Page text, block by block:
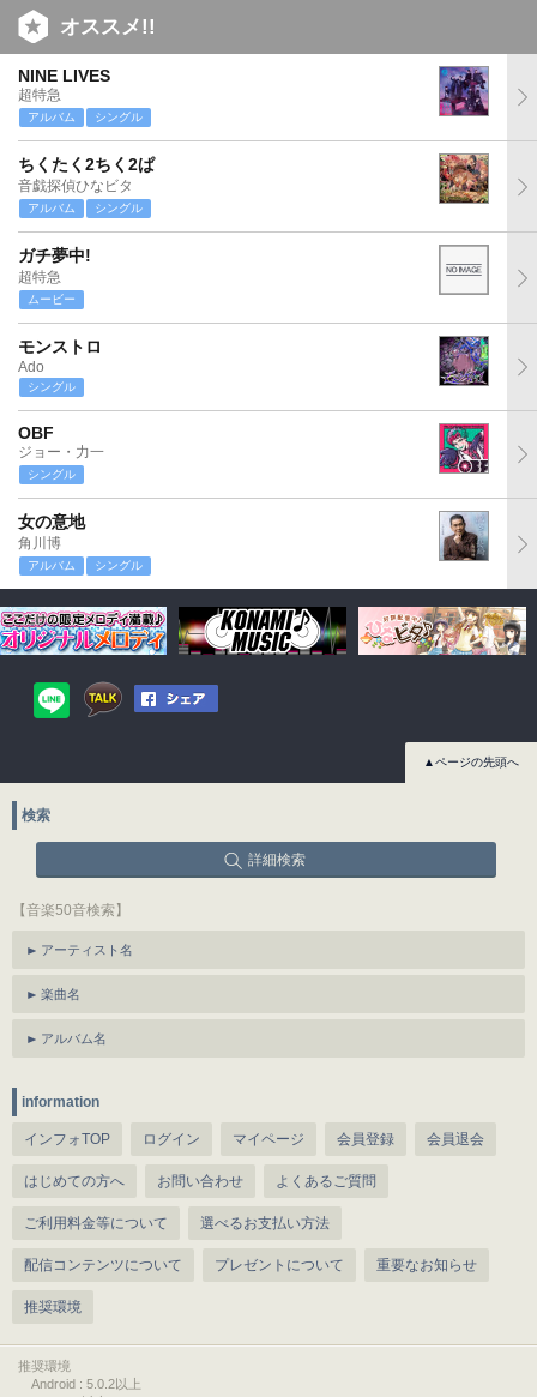
オススメ!!
NINE LIVES
超特急
アルバム シングル
ちくたく2ちく2ぱ
音戯探偵ひなビタ
アルバム シングル
ガチ夢中!
超特急
ムービー
モンストロ
Ado
シングル
OBF
ジョー・力一
シングル
女の意地
角川博
アルバム シングル
▲ページの先頭へ
検索
詳細検索
【音楽50音検索】
アーティスト名
楽曲名
アルバム名
information
インフォTOP ログイン マイページ 会員登録 会員退会
はじめての方へ お問い合わせ よくあるご質問
ご利用料金等について 選べるお支払い方法
配信コンテンツについて プレゼントについて 重要なお知らせ
推奨環境
推奨環境
Android : 5.0.2以上